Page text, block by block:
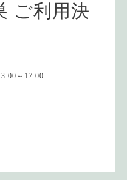
ご利用決
～17:00